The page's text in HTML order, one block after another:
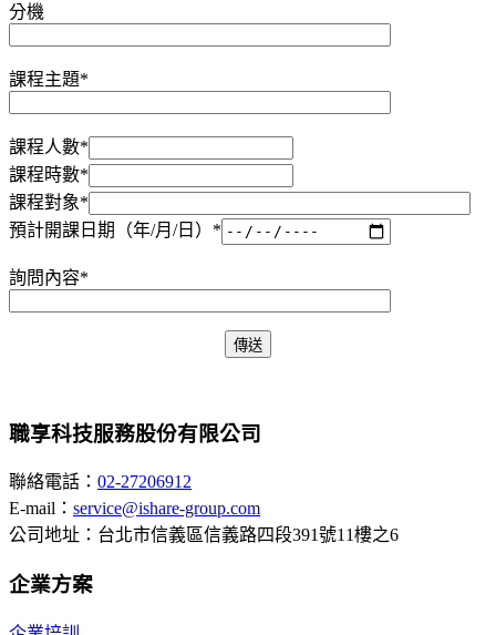
分機
課程主題*
課程人數*
課程時數*
課程對象*
預計開課日期（年/月/日）*
詢問內容*
職享科技服務股份有限公司
聯絡電話： 02-27206912
E-mail： service@ishare-group.com
公司地址：台北市信義區信義路四段391號11樓之6
企業方案